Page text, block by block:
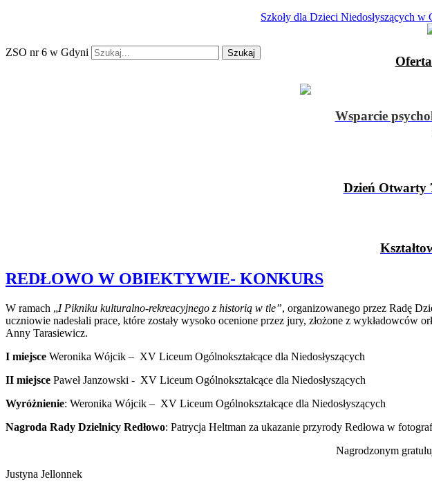
ZSO nr 6 w Gdyni Szukaj
Szkoły dla Dzieci Niedosłyszących w
Wsparcie
Dzień Otwarty
REDŁOWO W OBIEKTYWIE- KONKURS
W ramach „I Pikniku kulturalno-rekreacyjnego z historią w tle”, organizowanego przez Radę
uczniowie nadesłali prace, które zostały wysoko ocenione przez jury, złożone z
Anny Tarasiewicz.
I miejsce Weronika Wójcik – XV Liceum Ogólnokształcące dla Niedosłyszących
II miejsce Paweł Janzowski - XV Liceum Ogólnokształcące dla Niedosłyszących
Wyróżnienie: Weronika Wójcik – XV Liceum Ogólnokształcące dla Niedosłyszących
Nagroda Rady Dzielnicy Redłowo: Patrycja Heltman za ukazanie przyrody Redłowa w
Nagrodzonym
Justyna Jellonnek